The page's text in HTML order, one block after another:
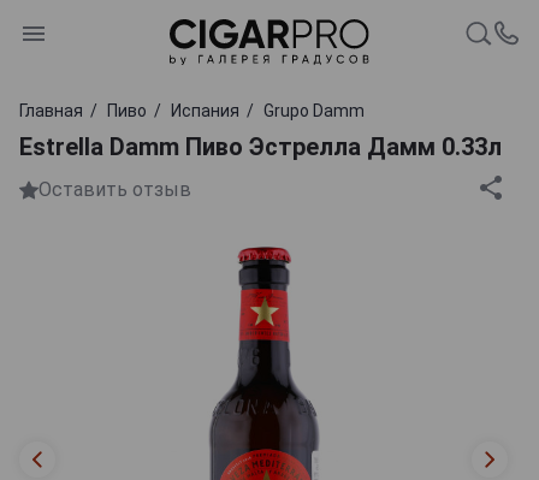
Главная Пиво Испания Grupo Damm
Estrella Damm Пиво Эстрелла Дамм 0.33л
Оставить отзыв